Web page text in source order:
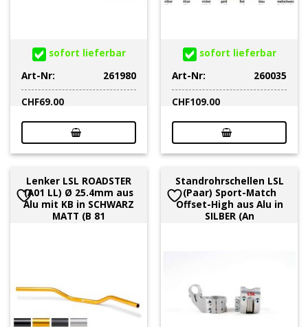
Superbike, Superbike Flat Trak, Cross Bar, X-Bar,
Tour Bar, Street Bar, Brooks Bar, Drag Bar,
Adventure Wide Bar, Roadster
Farben / Eloxalfarben:
Chrom / Schwarz, Silber, Gold, Rot, Blau, Grün,
Titan, Nickel, Mattschwarz
Blinker RETRO, NOVA,-PRO LED
Rückspiegel NOVA-RUN, NOVA RACE, ERGONIA,
RETRO
sofort lieferbar
Art-Nr:
261980
CHF69.00
sofort lieferbar
Art-Nr:
260035
CHF109.00
Lenker LSL ROADSTER
(A01 LL) Ø 25.4mm aus
Alu mit KB in SCHWARZ
MATT (B 81
Standrohrschellen LSL
(Paar) Sport-Match
Offset-High aus Alu in
SILBER (An